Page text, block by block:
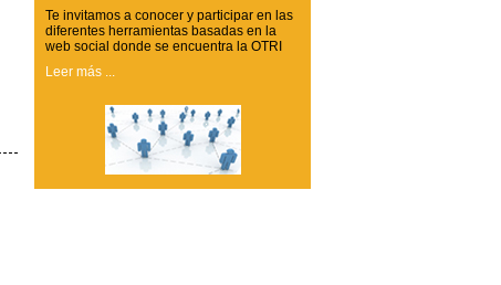
Te invitamos a conocer y participar en las
diferentes herramientas basadas en la
web social donde se encuentra la OTRI
Leer más ...